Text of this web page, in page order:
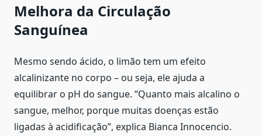
Melhora da Circulação
Sanguínea
Mesmo sendo ácido, o limão tem um efeito
alcalinizante no corpo – ou seja, ele ajuda a
equilibrar o pH do sangue. “Quanto mais alcalino o
sangue, melhor, porque muitas doenças estão
ligadas à acidificação”, explica Bianca Innocencio.